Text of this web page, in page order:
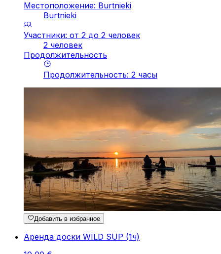
Местоположение: Burtnieki
Burtnieki
Участники: от 2 до 2 человек
2 человек
Продолжительность
Продолжительность: 2 часы
Добавить в избранное
Аренда доски WILD SUP (1ч)